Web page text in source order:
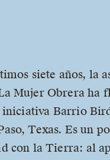
siete años, la
Mujer Obrera ha
Barrio
Texas. Es un
con la Tierra: al